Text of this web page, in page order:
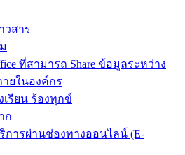
วสาร
ที่สามารถ Share ข้อมูลระหว่าง
ยในองค์กร
รียน ร้องทุกข์
ก
การผ่านช่องทางออนไลน์ (E-